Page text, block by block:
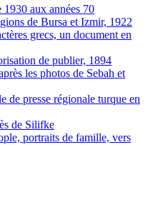
1930 aux années 70
de Bursa et Izmir, 1922
grecs, un document en
de publier, 1894
les photos de Sebah et
de presse régionale turque en
de Silifke
portraits de famille, vers